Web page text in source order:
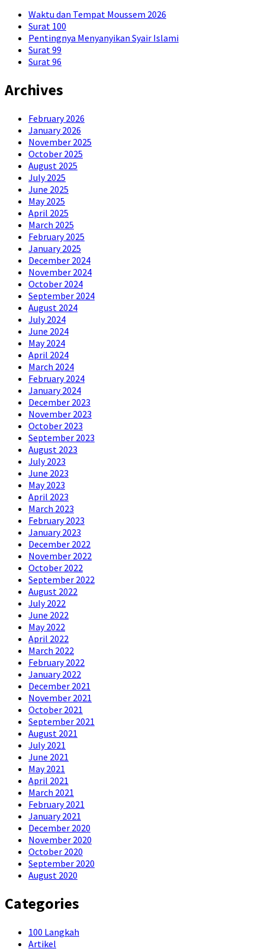
Waktu dan Tempat Moussem 2026
Surat 100
Pentingnya Menyanyikan Syair Islami
Surat 99
Surat 96
Archives
February 2026
January 2026
November 2025
October 2025
August 2025
July 2025
June 2025
May 2025
April 2025
March 2025
February 2025
January 2025
December 2024
November 2024
October 2024
September 2024
August 2024
July 2024
June 2024
May 2024
April 2024
March 2024
February 2024
January 2024
December 2023
November 2023
October 2023
September 2023
August 2023
July 2023
June 2023
May 2023
April 2023
March 2023
February 2023
January 2023
December 2022
November 2022
October 2022
September 2022
August 2022
July 2022
June 2022
May 2022
April 2022
March 2022
February 2022
January 2022
December 2021
November 2021
October 2021
September 2021
August 2021
July 2021
June 2021
May 2021
April 2021
March 2021
February 2021
January 2021
December 2020
November 2020
October 2020
September 2020
August 2020
Categories
100 Langkah
Artikel